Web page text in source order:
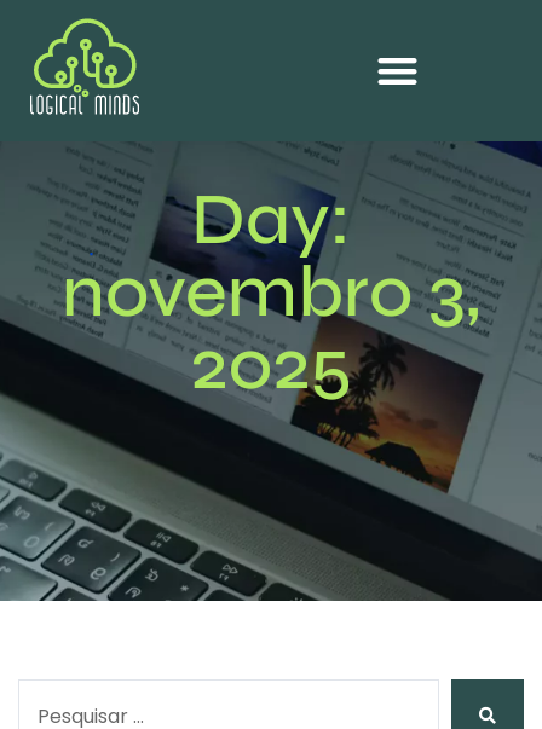
Day:
novembro 3,
2025